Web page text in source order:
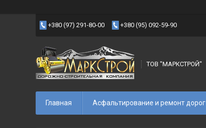
+380 (97) 291-80-00 +380 (95) 092-59-90
ТОВ "МАРКСТРОЙ"
Главная Асфальтирование и ремонт дорог